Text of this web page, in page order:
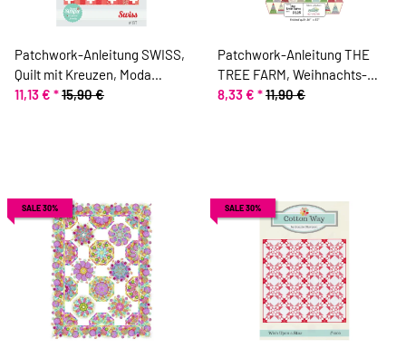
Patchwork-Anleitung SWISS,
Quilt mit Kreuzen, Moda
Fabrics
11,13 € *15,90 €
Patchwork-Anleitung THE
TREE FARM, Weihnachts-
Quilt, Moda Fabrics
8,33 € *11,90 €
SALE 30% SALE 30%